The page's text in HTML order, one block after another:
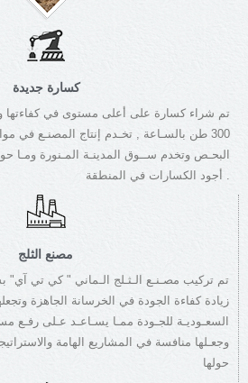
كسارة جديدة
تم شراء كسارة على أعلى مستوى في كفاءتها
300 طن بالسـاعة , تخـدم إنتاج المصنـع في
البحـص وتخدم ســوق المدينـة المـنورة ومـا
أجود الكسارات في المنطقة .
مصنع الثلج
زيادة كفاءة الجودة في الخرسانة الجاهزة
السعـوديـة للجـودة ممـا يسـاعـد عـلى رفـع
وجعـلها منافسة في المشاريع الهامة
حولها